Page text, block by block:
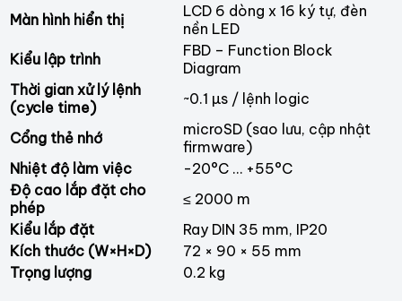
Màn hình hiển thị
LCD 6 dòng x 16 ký tự, đèn
nền LED
Kiểu lập trình
FBD – Function Block
Diagram
Thời gian xử lý lệnh
(cycle time)
~0.1 µs / lệnh logic
Cổng thẻ nhớ
microSD (sao lưu, cập nhật
firmware)
Nhiệt độ làm việc
-20°C … +55°C
Độ cao lắp đặt cho
phép
≤ 2000 m
Kiểu lắp đặt
Ray DIN 35 mm, IP20
Kích thước (W×H×D)
72 × 90 × 55 mm
Trọng lượng
0.2 kg